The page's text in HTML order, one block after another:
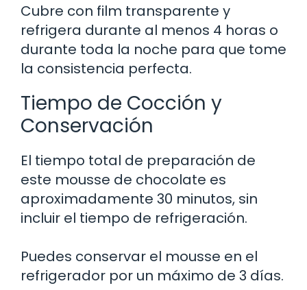
Cubre con film transparente y
refrigera durante al menos 4 horas o
durante toda la noche para que tome
la consistencia perfecta.
Tiempo de Cocción y
Conservación
El tiempo total de preparación de
este mousse de chocolate es
aproximadamente 30 minutos, sin
incluir el tiempo de refrigeración.
Puedes conservar el mousse en el
refrigerador por un máximo de 3 días.